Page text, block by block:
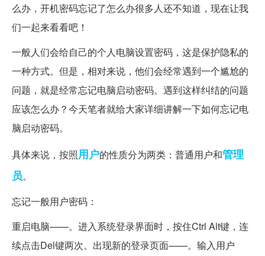
么办，开机密码忘记了怎么办很多人还不知道，现在让我
们一起来看看吧！
一般人们会给自己的个人电脑设置密码，这是保护隐私的
一种方式。但是，相对来说，他们会经常遇到一个尴尬的
问题，就是经常忘记电脑启动密码。遇到这样纠结的问题
应该怎么办？今天笔者就给大家详细讲解一下如何忘记电
脑启动密码。
具体来说，按照用户的性质分为两类：普通用户和管理
员。
忘记一般用户密码：
重启电脑——。进入系统登录界面时，按住Ctrl Alt键，连
续点击Del键两次。出现新的登录页面——。输入用户